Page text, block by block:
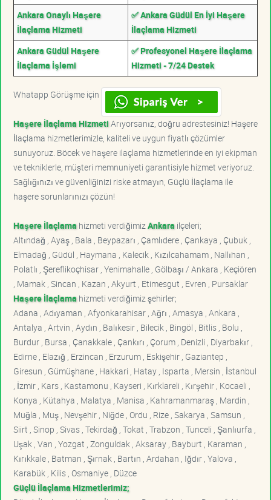
Ankara Onaylı Haşere
İlaçlama Hizmeti
✅ Ankara Güdül En İyi Haşere
İlaçlama Hizmeti
Ankara Güdül Haşere
İlaçlama İşlemi
✅ Profesyonel Haşere İlaçlama
Hizmeti - 7/24 Destek
Whatapp Görüşme için
Haşere İlaçlama HizmetiArıyorsanız, doğru adrestesiniz! Haşere
İlaçlama hizmetlerimizle, kaliteli ve uygun fiyatlı çözümler
sunuyoruz. Böcek ve haşere ilaçlama hizmetlerinde en iyi ekipman
ve tekniklerle, müşteri memnuniyeti garantisiyle hizmet veriyoruz.
Sağlığınızı ve güvenliğinizi riske atmayın, Güçlü İlaçlama ile
haşere sorunlarınızı çözün!
Haşere İlaçlama hizmeti verdiğimiz Ankara ilçeleri;
Altındağ , Ayaş , Bala , Beypazarı , Çamlıdere , Çankaya , Çubuk ,
Elmadağ , Güdül , Haymana , Kalecik , Kızılcahamam , Nallıhan ,
Polatlı , Şereflikoçhisar , Yenimahalle , Gölbaşı / Ankara , Keçiören
, Mamak , Sincan , Kazan , Akyurt , Etimesgut , Evren , Pursaklar
Haşere İlaçlama hizmeti verdiğimiz şehirler;
Adana , Adıyaman , Afyonkarahisar , Ağrı , Amasya , Ankara ,
Antalya , Artvin , Aydın , Balıkesir , Bilecik , Bingöl , Bitlis , Bolu ,
Burdur , Bursa , Çanakkale , Çankırı , Çorum , Denizli , Diyarbakır ,
Edirne , Elazığ , Erzincan , Erzurum , Eskişehir , Gaziantep ,
Giresun , Gümüşhane , Hakkari , Hatay , Isparta , Mersin , İstanbul
, İzmir , Kars , Kastamonu , Kayseri , Kırklareli , Kırşehir , Kocaeli ,
Konya , Kütahya , Malatya , Manisa , Kahramanmaraş , Mardin ,
Muğla , Muş , Nevşehir , Niğde , Ordu , Rize , Sakarya , Samsun ,
Siirt , Sinop , Sivas , Tekirdağ , Tokat , Trabzon , Tunceli , Şanlıurfa ,
Uşak , Van , Yozgat , Zonguldak , Aksaray , Bayburt , Karaman ,
Kırıkkale , Batman , Şırnak , Bartın , Ardahan , Iğdır , Yalova ,
Karabük , Kilis , Osmaniye , Düzce
Güçlü İlaçlama Hizmetlerimiz;